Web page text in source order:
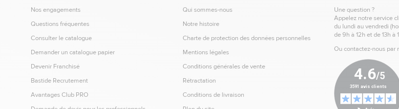
Nos engagements
Questions fréquentes
Consulter le catalogue
Demander un catalogue papier
Devenir Franchisé
Bastide Recrutement
Avantages Club PRO
Qui sommes-nous
Notre histoire
Charte de protection des données personnelles
Mentions légales
Conditions générales de vente
Rétractation
Conditions de livraison
Une question ?
Appelez notre service
du lundi au vendredi
de 9h à 12h et de 13h à
Ou contactez-nous par